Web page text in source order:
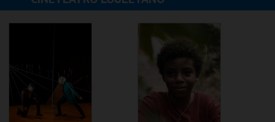
EVENTOS
PRODUTOS